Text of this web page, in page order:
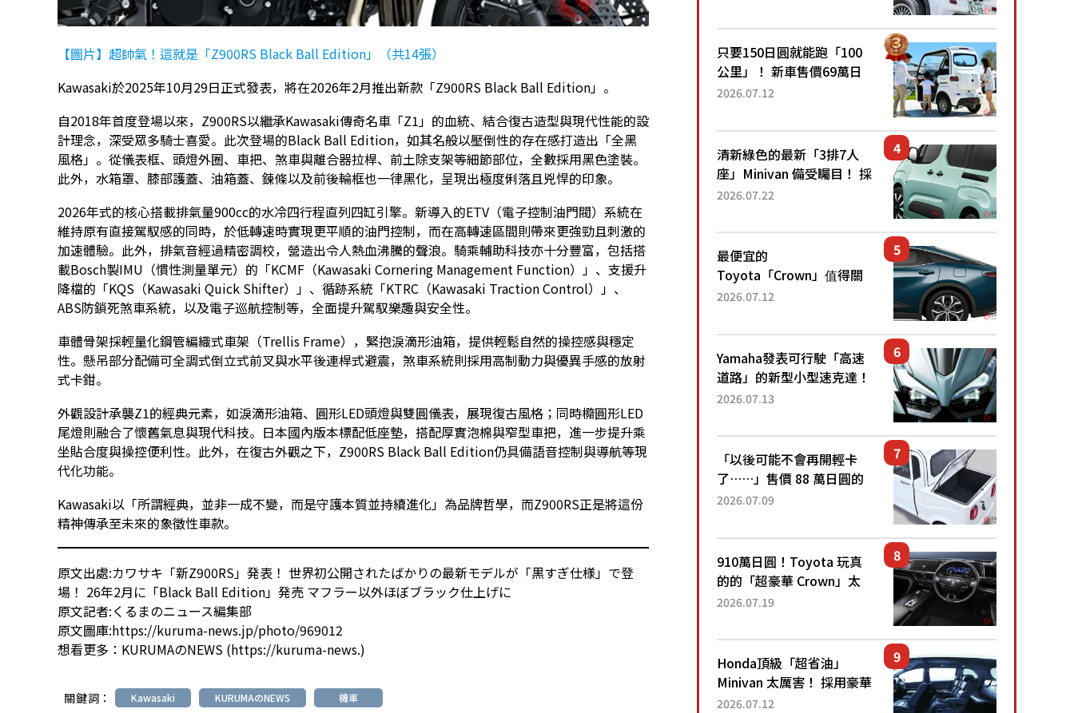
【圖片】超帥氣！這就是「Z900RS Black Ball Edition」（共14張）
Kawasaki於2025年10月29日正式發表，將在2026年2月推出新款「Z900RS Black Ball Edition」。
自2018年首度登場以來，Z900RS以繼承Kawasaki傳奇名車「Z1」的血統、結合復古造型與現代性能的設
計理念，深受眾多騎士喜愛。此次登場的Black Ball Edition，如其名般以壓倒性的存在感打造出「全黑
風格」。從儀表框、頭燈外圈、車把、煞車與離合器拉桿、前土除支架等細節部位，全數採用黑色塗裝。
此外，水箱罩、膝部護蓋、油箱蓋、鍊條以及前後輪框也一律黑化，呈現出極度俐落且兇悍的印象。
2026年式的核心搭載排氣量900cc的水冷四行程直列四缸引擎。新導入的ETV（電子控制油門閥）系統在
維持原有直接駕馭感的同時，於低轉速時實現更平順的油門控制，而在高轉速區間則帶來更強勁且刺激的
加速體驗。此外，排氣音經過精密調校，營造出令人熱血沸騰的聲浪。騎乘輔助科技亦十分豐富，包括搭
載Bosch製IMU（慣性測量單元）的「KCMF（Kawasaki Cornering Management Function）」、支援升
降檔的「KQS（Kawasaki Quick Shifter）」、循跡系統「KTRC（Kawasaki Traction Control）」、
ABS防鎖死煞車系統，以及電子巡航控制等，全面提升駕馭樂趣與安全性。
車體骨架採輕量化鋼管編織式車架（Trellis Frame），緊抱淚滴形油箱，提供輕鬆自然的操控感與穩定
性。懸吊部分配備可全調式倒立式前叉與水平後連桿式避震，煞車系統則採用高制動力與優異手感的放射
式卡鉗。
外觀設計承襲Z1的經典元素，如淚滴形油箱、圓形LED頭燈與雙圓儀表，展現復古風格；同時橢圓形LED
尾燈則融合了懷舊氣息與現代科技。日本國內版本標配低座墊，搭配厚實泡棉與窄型車把，進一步提升乘
坐貼合度與操控便利性。此外，在復古外觀之下，Z900RS Black Ball Edition仍具備語音控制與導航等現
代化功能。
Kawasaki以「所謂經典，並非一成不變，而是守護本質並持續進化」為品牌哲學，而Z900RS正是將這份
精神傳承至未來的象徵性車款。
原文出處:カワサキ「新Z900RS」発表！ 世界初公開されたばかりの最新モデルが「黒すぎ仕様」で登
場！ 26年2月に「Black Ball Edition」発売 マフラー以外ほぼブラック仕上げに
原文記者:くるまのニュース編集部
原文圖庫:https://kuruma-news.jp/photo/969012
想看更多： KURUMAのNEWS (https://kuruma-news.)
關鍵詞： Kawasaki KURUMAのNEWS 機車
日圓就能跑100公里」「小
朋友坐得...
只要150日圓就能跑「100
公里」！ 新車售價69萬日
圓的「3人座」Trike大受歡
為何能迅速熱賣？
2026.07.12
清新綠色的最新「3排7人
座」Minivan 備受矚目！ 採
用全長4.7公尺剛剛好的車
還推出467萬元日圓起的5
人座版...
2026.07.22
最便宜的
Toyota「Crown」值得關
注！ 搭載4WD、每公升
眼！ 配備豐富、超越售價
水準，堪稱高CP值代表的
「...
2026.07.12
Yamaha發表可行駛「高速
道路」的新型小型速克達！
搭載能享受超強勁「渦輪
高階「Super Sport」車款
相同的...
2026.07.13
「以後可能不會再開輕卡
了……」售價 88 萬日圓的
「超迷你輕型貨車」引發兩
100 公里！」「免驗車真的
太棒了！...
2026.07.09
910萬日圓！Toyota 玩真
的的「超豪華 Crown」太
厲害了！採用由「匠人技
運動化「底盤設定」！還配
備專屬豪華...
2026.07.19
Honda頂級「超省油」
Minivan 太厲害！ 採用豪華
「真皮座椅」與專屬「黑色
2026.07.12